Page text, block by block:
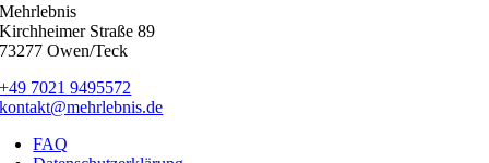
Mehrlebnis
Kirchheimer Straße 89
73277 Owen/Teck
‭+49 7021 9495572‬
kontakt@mehrlebnis.de
FAQ